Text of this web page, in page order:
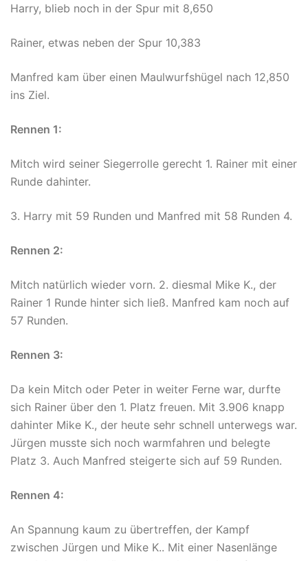
Harry, blieb noch in der Spur mit 8,650
Rainer, etwas neben der Spur 10,383
Manfred kam über einen Maulwurfshügel nach 12,850
ins Ziel.
Rennen 1:
Mitch wird seiner Siegerrolle gerecht 1. Rainer mit einer
Runde dahinter.
3. Harry mit 59 Runden und Manfred mit 58 Runden 4.
Rennen 2:
Mitch natürlich wieder vorn. 2. diesmal Mike K., der
Rainer 1 Runde hinter sich ließ. Manfred kam noch auf
57 Runden.
Rennen 3:
Da kein Mitch oder Peter in weiter Ferne war, durfte
sich Rainer über den 1. Platz freuen. Mit 3.906 knapp
dahinter Mike K., der heute sehr schnell unterwegs war.
Jürgen musste sich noch warmfahren und belegte
Platz 3. Auch Manfred steigerte sich auf 59 Runden.
Rennen 4:
An Spannung kaum zu übertreffen, der Kampf
zwischen Jürgen und Mike K.. Mit einer Nasenlänge